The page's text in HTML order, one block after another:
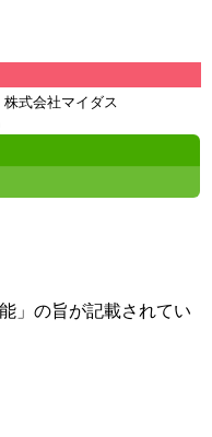
株式会社マイダス
」の旨が記載されてい